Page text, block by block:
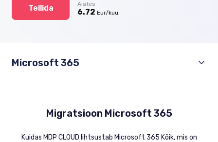
Tellida Alates
6.72 Eur/kuu.
Microsoft 365
Migratsioon Microsoft 365
Kuidas MDP CLOUD lihtsustab Microsoft 365 Kõik, mis on